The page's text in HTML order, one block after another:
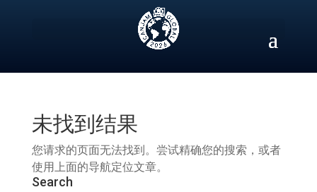
未找到结果
您请求的页面无法找到。尝试精确您的搜索，或者
使用上面的导航定位文章。
Search